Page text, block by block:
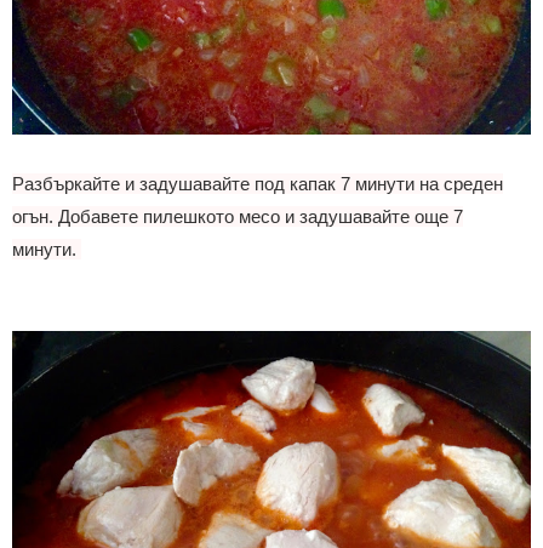
Разбъркайте и задушавайте под капак 7 минути на среден
огън. Добавете пилешкото месо и задушавайте още 7
минути.